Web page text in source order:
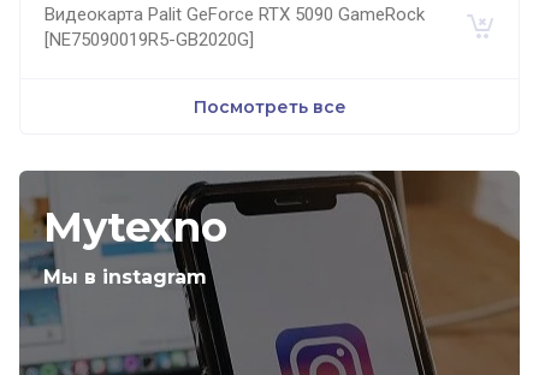
Видеокарта Palit GeForce RTX 5090 GameRock
[NE75090019R5-GB2020G]
Посмотреть все
Mytexno
Мы в instagram